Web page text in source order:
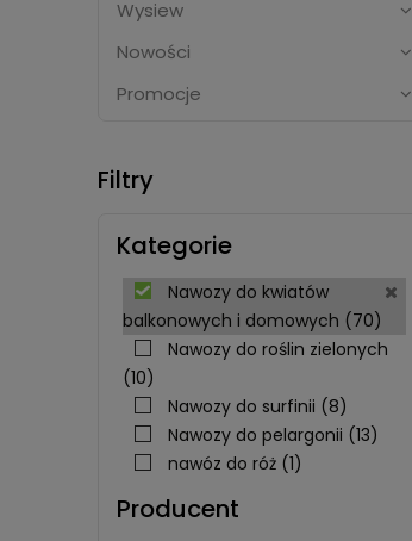
Wysiew
Nowości
Promocje
Filtry
Kategorie
Nawozy do kwiatów
balkonowych i domowych (70)
Nawozy do roślin zielonych
(10)
Nawozy do surfinii (8)
Nawozy do pelargonii (13)
nawóz do róż (1)
Producent